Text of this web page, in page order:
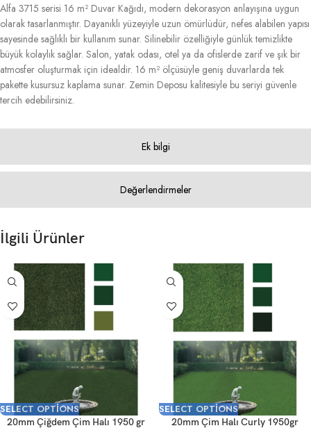
Ek bilgi
Değerlendirmeler
Alfa 3715 serisi 16 m² Duvar Kağıdı, modern dekorasyon anlayışına uygun
olarak tasarlanmıştır. Dayanıklı yüzeyiyle uzun ömürlüdür, nefes alabilen yapısı
sayesinde sağlıklı bir kullanım sunar. Silinebilir özelliğiyle günlük temizlikte
büyük kolaylık sağlar. Salon, yatak odası, otel ya da ofislerde zarif ve şık bir
atmosfer oluşturmak için idealdir. 16 m² ölçüsüyle geniş duvarlarda tek
pakette kusursuz kaplama sunar. Zemin Deposu kalitesiyle bu seriyi güvenle
tercih edebilirsiniz.
İlgili Ürünler
SELECT OPTIONS
20mm Çiğdem Çim Halı 1950 gr
SELECT OPTIONS
20mm Çim Halı Curly 1950gr